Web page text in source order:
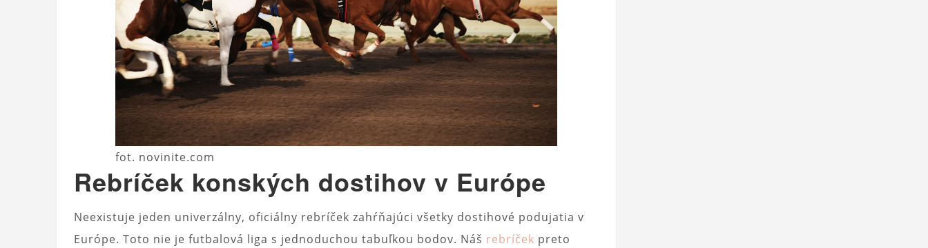
fot. novinite.com
Rebríček konských dostihov v Európe
Neexistuje jeden univerzálny, oficiálny rebríček zahŕňajúci všetky dostihové podujatia v
Európe. Toto nie je futbalová liga s jednoduchou tabuľkou bodov. Náš rebríček preto